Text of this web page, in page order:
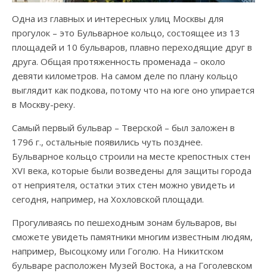
Одна из главных и интересных улиц Москвы для
прогулок – это Бульварное кольцо, состоящее из 13
площадей и 10 бульваров, плавно переходящие друг в
друга. Общая протяженность променада – около
девяти километров. На самом деле по плану кольцо
выглядит как подкова, потому что на юге оно упирается
в Москву-реку.
Самый первый бульвар – Тверской – был заложен в
1796 г., остальные появились чуть позднее.
Бульварное кольцо строили на месте крепостных стен
XVI века, которые были возведены для защиты города
от неприятеля, остатки этих стен можно увидеть и
сегодня, например, на Хохловской площади.
Прогуливаясь по пешеходным зонам бульваров, вы
сможете увидеть памятники многим известным людям,
например, Высоцкому или Гоголю. На Никитском
бульваре расположен Музей Востока, а на Гоголевском